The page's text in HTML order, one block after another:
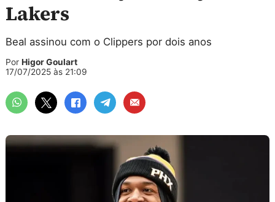
Lakers
Beal assinou com o Clippers por dois anos
Por Higor Goulart
17/07/2025 às 21:09